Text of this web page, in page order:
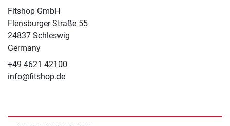
Fitshop GmbH
Flensburger Straße 55
24837 Schleswig
Germany
+49 4621 42100
info@fitshop.de